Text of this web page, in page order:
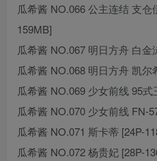
瓜希酱 NO.066 公主连结 支仓
159MB]
瓜希酱 NO.067 明日方舟 白金
瓜希酱 NO.068 明日方舟 凯尔
瓜希酱 NO.069 少女前线 95式
瓜希酱 NO.070 少女前线 FN-
瓜希酱 NO.071 斯卡蒂 [24P-
瓜希酱 NO.072 杨贵妃 [28P-